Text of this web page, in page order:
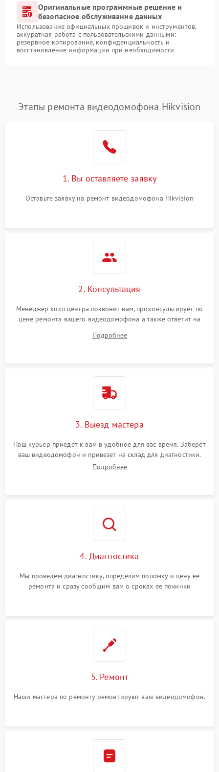
Оригинальные программные решение и
безопасное обслуживание данных
Использование официальных прошивок и инструментов,
аккуратная работа с пользовательскими данными:
резервное копирование, конфиденциальность и
восстановление информации при необходимости
Этапы ремонта видеодомофона Hikvision
1. Вы оставляете заявку
Оставьте заявку на ремонт видеодомофона Hikvision
2. Консультация
Менеджер колл центра позвонит вам, проконсультирует по
цене ремонта вашего видеодомофона а также ответит на
Подробнее
3. Выезд мастера
Наш курьер приедет к вам в удобное для вас время. Заберет
ваш видеодомофон и привезет на склад для диагностики.
Подробнее
4. Диагностика
Мы проведем диагностику, определим поломку и цену ее
ремонта и сразу сообщим вам о сроках ее починки
5. Ремонт
Наши мастера по ремонту ремонтируют ваш видеодомофон.